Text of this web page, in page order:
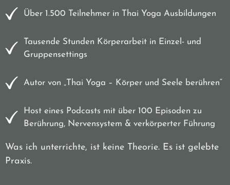
Über 1.500 Teilnehmer in Thai Yoga Ausbildungen
Tausende Stunden Körperarbeit in Einzel- und
Gruppensettings
Autor von „Thai Yoga – Körper und Seele berühren“
Host eines Podcasts mit über 100 Episoden zu
Berührung, Nervensystem & verkörperter Führung
Was ich unterrichte, ist keine Theorie. Es ist gelebte
Praxis.